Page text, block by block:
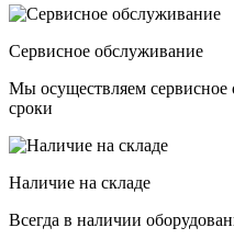
Сервисное обслуживание
Мы осуществляем
сроки
Наличие на складе
Всегда в наличии